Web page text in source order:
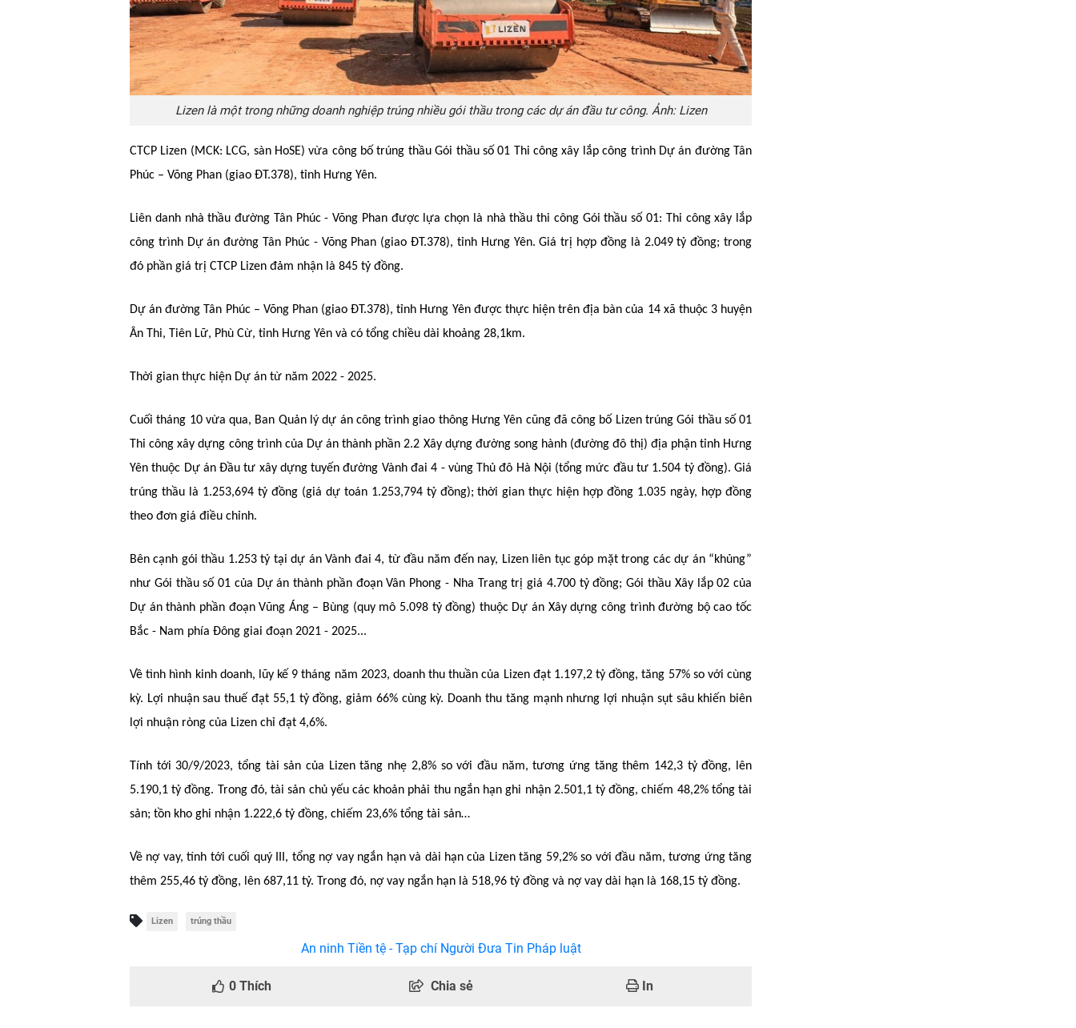
Lizen là một trong những doanh nghiệp trúng nhiều gói thầu trong các dự án đầu tư công. Ảnh: Lizen
CTCP Lizen (MCK: LCG, sàn HoSE) vừa công bố trúng thầu Gói thầu số 01 Thi công xây lắp công trình Dự án đường Tân
Phúc – Võng Phan (giao ĐT.378), tỉnh Hưng Yên.
Liên danh nhà thầu đường Tân Phúc - Võng Phan được lựa chọn là nhà thầu thi công Gói thầu số 01: Thi công xây lắp
công trình Dự án đường Tân Phúc - Võng Phan (giao ĐT.378), tỉnh Hưng Yên. Giá trị hợp đồng là 2.049 tỷ đồng; trong
đó phần giá trị CTCP Lizen đảm nhận là 845 tỷ đồng.
Dự án đường Tân Phúc – Võng Phan (giao ĐT.378), tỉnh Hưng Yên được thực hiện trên địa bàn của 14 xã thuộc 3 huyện
Ân Thi, Tiên Lữ, Phù Cừ, tỉnh Hưng Yên và có tổng chiều dài khoảng 28,1km.
Thời gian thực hiện Dự án từ năm 2022 - 2025.
Cuối tháng 10 vừa qua, Ban Quản lý dự án công trình giao thông Hưng Yên cũng đã công bố Lizen trúng Gói thầu số 01
Thi công xây dựng công trình của Dự án thành phần 2.2 Xây dựng đường song hành (đường đô thị) địa phận tỉnh Hưng
Yên thuộc Dự án Đầu tư xây dựng tuyến đường Vành đai 4 - vùng Thủ đô Hà Nội (tổng mức đầu tư 1.504 tỷ đồng). Giá
trúng thầu là 1.253,694 tỷ đồng (giá dự toán 1.253,794 tỷ đồng); thời gian thực hiện hợp đồng 1.035 ngày, hợp đồng
theo đơn giá điều chỉnh.
Bên cạnh gói thầu 1.253 tỷ tại dự án Vành đai 4, từ đầu năm đến nay, Lizen liên tục góp mặt trong các dự án “khủng”
như Gói thầu số 01 của Dự án thành phần đoạn Vân Phong - Nha Trang trị giá 4.700 tỷ đồng; Gói thầu Xây lắp 02 của
Dự án thành phần đoạn Vũng Áng – Bùng (quy mô 5.098 tỷ đồng) thuộc Dự án Xây dựng công trình đường bộ cao tốc
Bắc - Nam phía Đông giai đoạn 2021 - 2025...
Về tình hình kinh doanh, lũy kế 9 tháng năm 2023, doanh thu thuần của Lizen đạt 1.197,2 tỷ đồng, tăng 57% so với cùng
kỳ. Lợi nhuận sau thuế đạt 55,1 tỷ đồng, giảm 66% cùng kỳ. Doanh thu tăng mạnh nhưng lợi nhuận sụt sâu khiến biên
lợi nhuận ròng của Lizen chỉ đạt 4,6%.
Tính tới 30/9/2023, tổng tài sản của Lizen tăng nhẹ 2,8% so với đầu năm, tương ứng tăng thêm 142,3 tỷ đồng, lên
5.190,1 tỷ đồng. Trong đó, tài sản chủ yếu các khoản phải thu ngắn hạn ghi nhận 2.501,1 tỷ đồng, chiếm 48,2% tổng tài
sản; tồn kho ghi nhận 1.222,6 tỷ đồng, chiếm 23,6% tổng tài sản…
Về nợ vay, tính tới cuối quý III, tổng nợ vay ngắn hạn và dài hạn của Lizen tăng 59,2% so với đầu năm, tương ứng tăng
thêm 255,46 tỷ đồng, lên 687,11 tỷ. Trong đó, nợ vay ngắn hạn là 518,96 tỷ đồng và nợ vay dài hạn là 168,15 tỷ đồng.
Lizen trúng thầu
An ninh Tiền tệ - Tạp chí Người Đưa Tin Pháp luật
0 Thích Chia sẻ In